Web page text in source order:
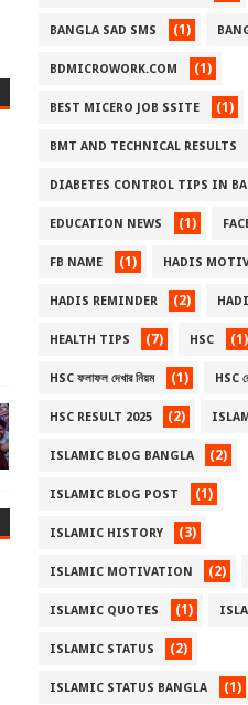
BANGLA SAD SMS (1)
BDMICROWORK.COM (1)
BEST MICERO JOB SSITE (1)
BMT AND TECHNICAL RESULTS
DIABETES CONTROL TIPS IN
EDUCATION NEWS (1)
FB NAME (1) HADIS
HADIS REMINDER (2)
HEALTH TIPS (7) HSC (1)
HSC ফলাফল দেখার নিয়ম (1) HSC
HSC RESULT 2025 (2)
ISLAMIC BLOG BANGLA (2)
ISLAMIC BLOG POST (1)
ISLAMIC HISTORY (3)
ISLAMIC MOTIVATION (2)
ISLAMIC QUOTES (1)
ISLAMIC STATUS (2)
ISLAMIC STATUS BANGLA (1)